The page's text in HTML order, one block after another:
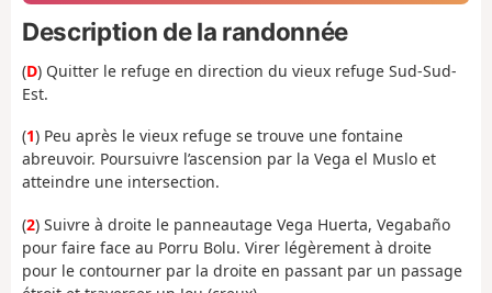
Description de la randonnée
(D) Quitter le refuge en direction du vieux refuge Sud-Sud-
Est.
(1) Peu après le vieux refuge se trouve une fontaine
abreuvoir. Poursuivre l’ascension par la Vega el Muslo et
atteindre une intersection.
(2) Suivre à droite le panneautage Vega Huerta, Vegabaño
pour faire face au Porru Bolu. Virer légèrement à droite
pour le contourner par la droite en passant par un passage